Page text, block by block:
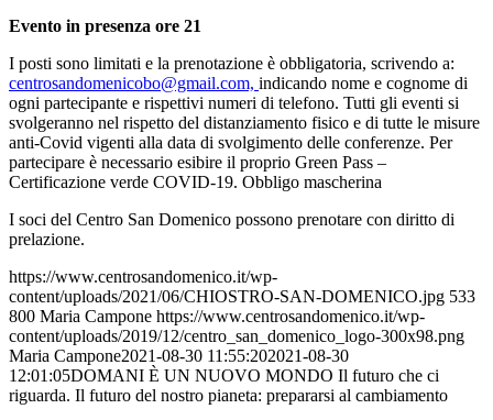
Evento in presenza ore 21
I posti sono limitati e la prenotazione è obbligatoria, scrivendo a:
centrosandomenicobo@gmail.com, indicando nome e cognome di
ogni partecipante e rispettivi numeri di telefono. Tutti gli eventi si
svolgeranno nel rispetto del distanziamento fisico e di tutte le misure
anti-Covid vigenti alla data di svolgimento delle conferenze. Per
partecipare è necessario esibire il proprio Green Pass –
Certificazione verde COVID-19. Obbligo mascherina
I soci del Centro San Domenico possono prenotare con diritto di
prelazione.
https://www.centrosandomenico.it/wp-
content/uploads/2021/06/CHIOSTRO-SAN-DOMENICO.jpg 533
800 Maria Campone https://www.centrosandomenico.it/wp-
content/uploads/2019/12/centro_san_domenico_logo-300x98.png
Maria Campone2021-08-30 11:55:202021-08-30
12:01:05DOMANI È UN NUOVO MONDO Il futuro che ci
riguarda. Il futuro del nostro pianeta: prepararsi al cambiamento